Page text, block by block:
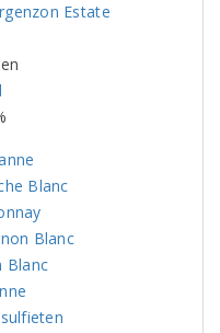
Estate
Blanc
Blanc
Blanc